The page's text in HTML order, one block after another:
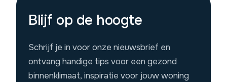
Blijf op de hoogte
Schrijf je in voor onze nieuwsbrief en
ontvang handige tips voor een gezond
binnenklimaat, inspiratie voor jouw woning